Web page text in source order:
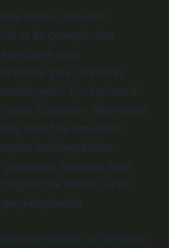
teorisi, bireylerin
ve bu çevreyle olan
nasıl
teoriye göre, bireylerin
için toplumsal
Öğrenciler, etkileşimde
önce fark etmedikleri
temizleyebilirler.
sırasında daha
fark edebilir ve bu
teorileri de bireylerin